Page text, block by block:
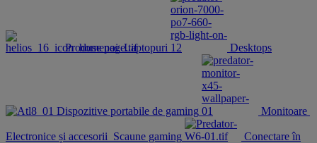
Produse noi Laptopuri Desktops
Dispozitive portabile de gaming Monitoare
Electronice și accesorii Scaune gaming Conectare în